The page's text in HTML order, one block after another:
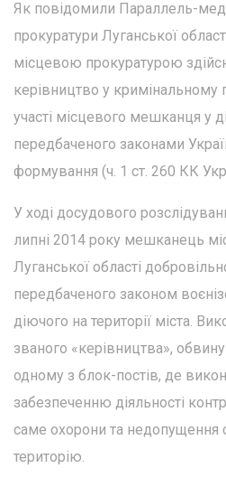
Як повідомили Параллель-
прокуратури Луганської
місцевою прокуратурою
керівництво у
участі місцевого мешканця у
передбаченого законами
формування (ч. 1 ст. 260 КК
У ході досудового
липні 2014 року мешканець
Луганської області
передбаченого законом
діючого на території міста.
званого «керівництва»,
одному з блок-постів, де
забезпеченню діяльності
саме охорони та недопущення
територію.